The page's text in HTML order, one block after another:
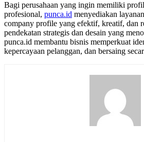
Bagi perusahaan yang ingin memiliki
profesional, punca.id menyediakan
company profile yang efektif, kreatif, dan
pendekatan strategis dan desain yang
punca.id membantu bisnis memperkuat
kepercayaan pelanggan, dan bersaing